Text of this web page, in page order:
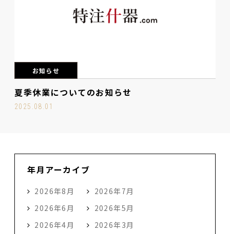
お知らせ
夏季休業についてのお知らせ
2025.08.01
年月アーカイブ
2026年8月
2026年7月
2026年6月
2026年5月
2026年4月
2026年3月